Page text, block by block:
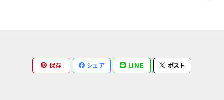
保存 シェア LINE ポスト